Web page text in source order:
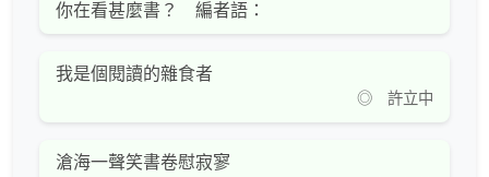
你在看甚麼書？ 編者語：
我是個閱讀的雜食者
◎ 許立中
滄海一聲笑書卷慰寂寥